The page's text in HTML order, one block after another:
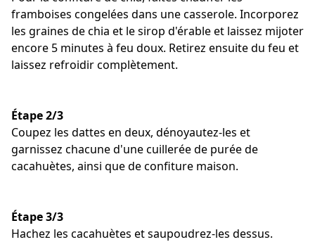
framboises congelées dans une casserole. Incorporez
les graines de chia et le sirop d'érable et laissez mijoter
encore 5 minutes à feu doux. Retirez ensuite du feu et
laissez refroidir complètement.
Étape 2/3
Coupez les dattes en deux, dénoyautez-les et
garnissez chacune d'une cuillerée de purée de
cacahuètes, ainsi que de confiture maison.
Étape 3/3
Hachez les cacahuètes et saupoudrez-les dessus.